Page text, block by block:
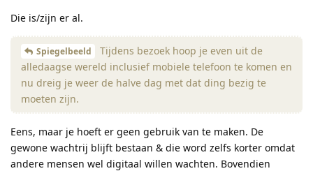
Die is/zijn er al.
Spiegelbeeld
Tijdens bezoek hoop je even uit de
alledaagse wereld inclusief mobiele telefoon te komen en
nu dreig je weer de halve dag met dat ding bezig te
moeten zijn.
Eens, maar je hoeft er geen gebruik van te maken. De
gewone wachtrij blijft bestaan & die word zelfs korter omdat
andere mensen wel digitaal willen wachten. Bovendien